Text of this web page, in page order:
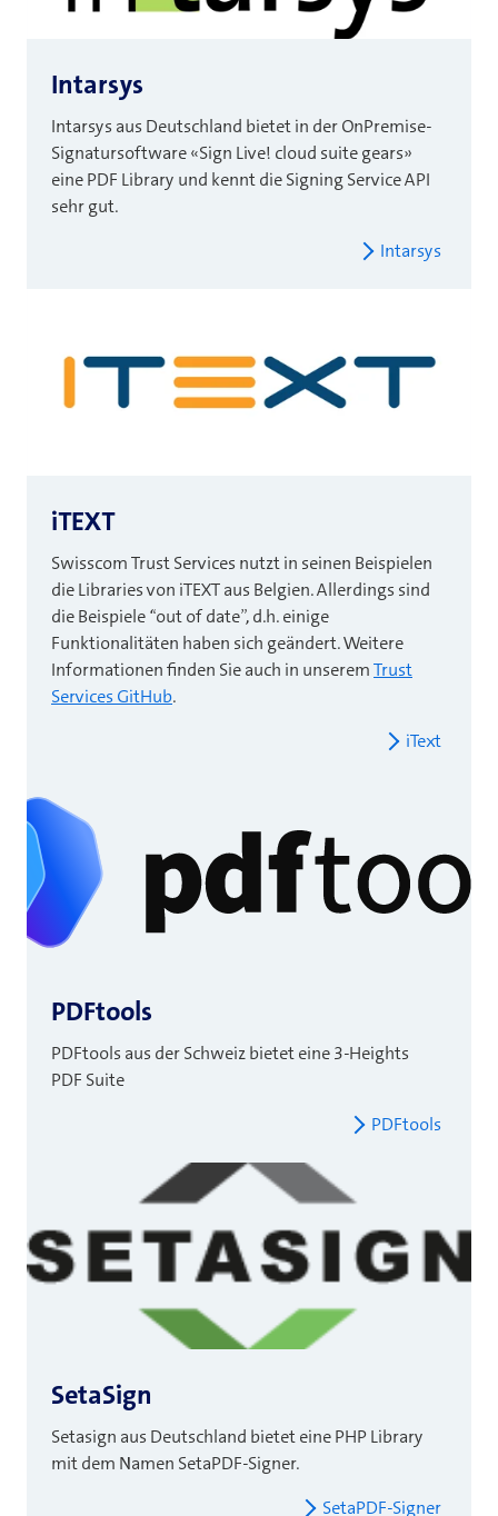
Intarsys
Intarsys aus Deutschland bietet in derOnPremise-
Signatursoftware «Sign Live! cloud suite gears»
eine PDF Library und kennt die Signing Service API
sehr gut.
Intarsys
iTEXT
Swisscom Trust Services nutzt in seinen Beispielen
die Libraries von iTEXT aus Belgien. Allerdings sind
die Beispiele “out of date”, d.h. einige
Funktionalitäten haben sich geändert. Weitere
Informationen finden Sie auch in unseremTrust
Services GitHub.
iText
PDFtools
PDFtools aus der Schweiz bietet eine 3-Heights
PDF Suite
PDFtools
SetaSign
Setasign aus Deutschland bietet eine PHP Library
mit dem Namen SetaPDF-Signer.
SetaPDF-Signer